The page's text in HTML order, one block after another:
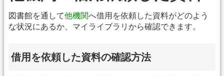
図書館を通して他機関へ借用を依頼した資料がどのよう
な状況にあるか、マイライブラリから確認できます。
借用を依頼した資料の確認方法